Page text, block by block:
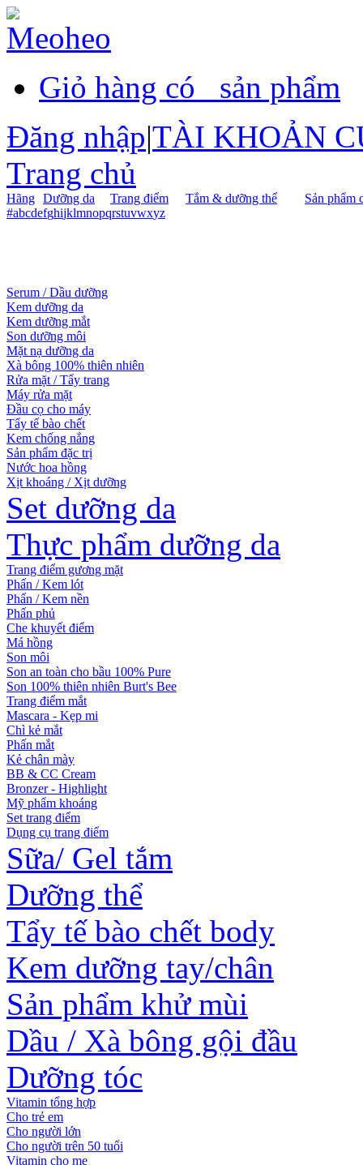
Giỏ hàng có
sản phẩm
Đăng nhập|TÀI KHOẢN
Trang chủ
Hãng Dưỡng da Trang điểm Tắm & dưỡng thể
Sản phẩm
#abcdefghijklmnopqrstuvwxyz
Serum / Dầu dưỡng
Kem dưỡng da
Kem dưỡng mắt
Son dưỡng môi
Mặt nạ dưỡng da
Xà bông 100% thiên nhiên
Rửa mặt / Tẩy trang
Máy rửa mặt
Đầu cọ cho máy
Tẩy tế bào chết
Kem chống nắng
Sản phẩm đặc trị
Nước hoa hồng
Xịt khoáng / Xịt dưỡng
Set dưỡng da
Thực phẩm dưỡng da
Trang điểm gương mặt
Phấn / Kem lót
Phấn / Kem nền
Phấn phủ
Che khuyết điểm
Má hồng
Son môi
Son an toàn cho bầu 100% Pure
Son 100% thiên nhiên Burt's Bee
Trang điểm mắt
Mascara - Kẹp mi
Chì kẻ mắt
Phấn mắt
Kẻ chân mày
BB & CC Cream
Bronzer - Highlight
Mỹ phẩm khoáng
Set trang điểm
Dụng cụ trang điểm
Sữa/ Gel tắm
Dưỡng thể
Tẩy tế bào chết body
Kem dưỡng tay/chân
Sản phẩm khử mùi
Dầu / Xà bông gội đầu
Dưỡng tóc
Vitamin tổng hợp
Cho trẻ em
Cho người lớn
Cho người trên 50 tuổi
Vitamin cho mẹ